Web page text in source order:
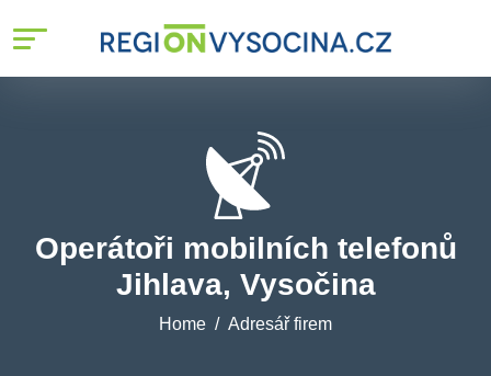
Operátoři mobilních telefonů
Jihlava, Vysočina
Home Adresář firem